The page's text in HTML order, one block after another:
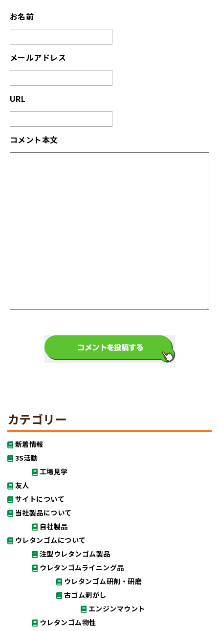
お名前
メールアドレス
URL
コメント本文
カテゴリー
新着情報
3S活動
工場見学
友人
サイトについて
当社製品について
自社製品
ウレタンゴムについて
注型ウレタンゴム製品
ウレタンゴムライニング品
ウレタンゴム研削・研磨
古ゴム剥がし
エンジンマウント
ウレタンゴム物性